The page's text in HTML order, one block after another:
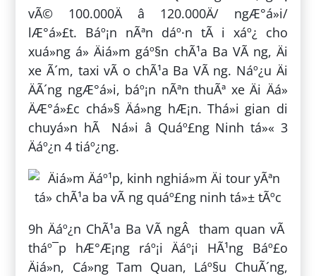
vÃ© 100.000Ä â 120.000Ä/ ngÆ°á»i/
lÆ°á»£t. Báº¡n nÃªn dáº·n tÃ i xáº¿ cho
xuá»ng á» Äiá»m gáº§n chÃ¹a Ba VÃ ng, Äi
xe Ã´m, taxi vÃ o chÃ¹a Ba VÃ ng. Náº¿u Äi
ÄÃ´ng ngÆ°á»i, báº¡n nÃªn thuÃª xe Äi Äá»
ÄÆ°á»£c chá»§ Äá»ng hÆ¡n. Thá»i gian di
chuyá»n hÃ Ná»i â Quáº£ng Ninh tá»« 3
Äáº¿n 4 tiáº¿ng.
9h Äáº¿n ChÃ¹a Ba VÃ ngÂ tham quan vÃ
tháº¯p hÆ°Æ¡ng ráº¡i Äáº¡i HÃ¹ng Báº£o
Äiá»n, Cá»ng Tam Quan, Láº§u ChuÃ´ng,